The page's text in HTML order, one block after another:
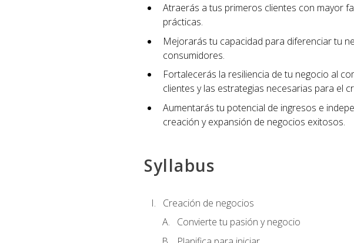
Atraerás a tus primeros clientes con mayor
prácticas.
Mejorarás tu capacidad para diferenciar tu
consumidores.
Fortalecerás la resiliencia de tu negocio al
clientes y las estrategias necesarias para el
Aumentarás tu potencial de ingresos e
creación y expansión de negocios exitosos.
Syllabus
Creación de negocios
Convierte tu pasión y negocio